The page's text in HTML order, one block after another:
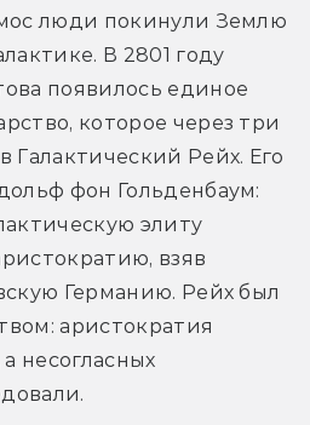
люди покинули Землю
В 2801 году
появилось единое
которое через три
Галактический Рейх. Его
фон Гольденбаум:
элиту
взяв
Германию. Рейх был
аристократия
несогласных